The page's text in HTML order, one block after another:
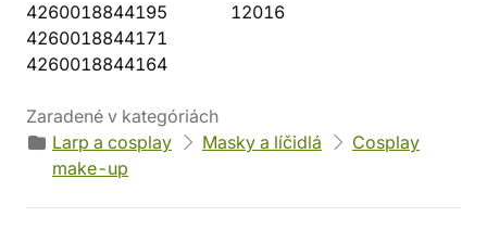
4260018844195
4260018844171
4260018844164
12016
Zaradené v kategóriách
Larp a cosplay
Masky a líčidlá
Cosplay
make-up